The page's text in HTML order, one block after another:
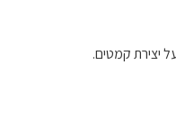
יצירת קמטים.